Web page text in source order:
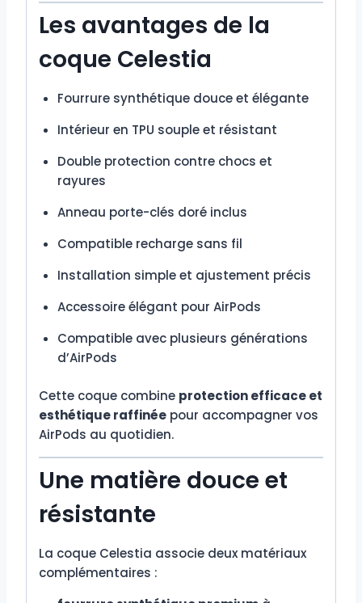
Les avantages de la
coque Celestia
Fourrure synthétique douce et élégante
Intérieur en TPU souple et résistant
Double protection contre chocs et
rayures
Anneau porte-clés doré inclus
Compatible recharge sans fil
Installation simple et ajustement précis
Accessoire élégant pour AirPods
Compatible avec plusieurs générations
d’AirPods
Cette coque combine protection efficace et
esthétique raffinée pour accompagner vos
AirPods au quotidien.
Une matière douce et
résistante
La coque Celestia associe deux matériaux
complémentaires :